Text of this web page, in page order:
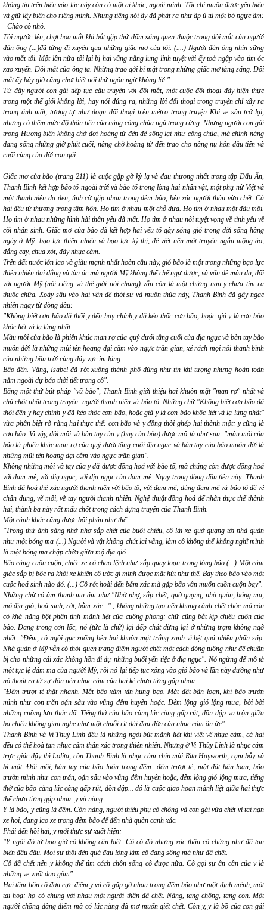
không tin trên biển vào lúc này còn có một ai khác, ngoài mình. Tôi chỉ muốn được yêu biển
và giữ lấy biển cho riêng mình. Nhưng tiếng nói ấy đã phát ra như ấp ủ tù một bờ ngực ấm:
- Chào cô nhỏ.
Tôi ngước lên, chợt hoa mắt khi bắt gặp thứ đốm sáng quen thuộc trong đôi mắt của người
đàn ông (...)đã từng đi xuyên qua những giấc mơ của tôi. (....) Người đàn ông nhìn sững
vào mắt tôi. Một lần nữa tôi lại bị hai vũng nắng lung linh tuyệt vời ấy toả ngập vào tim óc
xao xuyến. Đôi mắt của ông ta. Những trao gởi bí mật trong những giấc mơ tảng sáng. Đôi
mắt ấy bây giờ cũng chợt biết nói thứ ngôn ngữ không lời."
Từ đây người con gái tiếp tục câu truyện với đôi mắt, một cuộc đối thoại đầy hiện thực
trong một thế giới không lời, hay nói đúng ra, những lời đối thoại trong truyện chỉ xẩy ra
trong ánh mắt, tương tự như đoạn đối thoại trên métro trong truyện Khi ve sầu trở lại,
nhưng có thêm mức độ thần tiên của nàng công chúa ngủ trong rừng. Nhưng người con gái
trong Hương biển không chờ đợi hoàng tử đến để sống lại như công chúa, mà chính nàng
đang sống những giờ phút cuối, nàng chờ hoàng tử đến trao cho nàng nụ hôn đầu tiên và
cuối cùng của đời con gái.
Giấc mơ của bão (trang 211) là cuộc gặp gỡ kỳ lạ và đau thương nhất trong tậpDấu Ấn,
Thanh Bình kết hợp bão tố ngoài trời và bão tố trong lòng hai nhân vật, một phụ nữ Việt và
một thanh niên da đen, tình cờ gặp nhau trong đêm bão, bên xác người thân vừa chết. Cả
hai đều tử thương trong tâm hồn. Họ tìm ở nhau một chỗ dựa. Họ tìm ở nhau một đầu mối.
Họ tìm ở nhau những hình hài thân yêu đã mất. Họ tìm ở nhau nỗi tuyệt vọng về tình yêu về
cõi nhân sinh.Giấc mơ của bãođã kết hợp hai yếu tố gây sóng gió trong đời sống hàng
ngày ở Mỹ: bạo lực thiên nhiênvàbạo lực kỳ thị, để viết nên một truyện ngắn mộng ảo,
đắng cay, chua xót, đầy nhục cảm.
Trên đất nước lớn lao và giàu mạnh nhất hoàn cầu này, gió bão là một trong những bạo lực
thiên nhiên dai dẳng và tàn ác mà người Mỹ không thể chế ngự được, và vấn đềmàu da, đối
với người Mỹ (nói riêng và thế giới nói chung) vẫn còn là một chứng nan y chưa tìm ra
thuốc chữa. Xoáy sâu vào hai vấn đề thời sự và muôn thủa này, Thanh Bình đã gây ngạc
nhiên ngay từ dòng đầu:
"Không biết cơn bão đã thổi y đến hay chính y đã kéo thốc cơn bão, hoặc giả y là cơn bão
khốc liệt và lạ lùng nhất.
Màu môi của bão là phiên khúc man rợ của quỷ dưới tầng cuối của địa ngục và bàn tay bão
muôn đời là những mũi tên hoang dại cắm vào ngực trần gian, xé rách mọi nỗi thanh bình
của những bầu trời cùng đáy vực im lặng.
Bão đến. Vâng, Isabel đã rớt xuống thành phố đúng như tin khí tượng nhưng hoàn toàn
nằm ngoài dự báo thời tiết trong cô".
Bằng một thứ bút pháp "vũ bão", Thanh Bình giới thiệu hai khuôn mặt "man rợ" nhất và
chủ chốt nhất trong truyện: người thanh niên và bão tố. Những chữ "Không biết cơn bão đã
thổi đến y hay chính y đã kéo thốc cơn bão, hoặc giả y là cơn bão khốc liệt và lạ lùng nhất"
vừa phân biệt rõ ràng hai thực thể: cơn bão và yđồng thời ghép hai thành một: ycũng là
cơn bão. Vì vậy, đôi môi và bàn tay của y (hay của bão) được mô tả như sau: "màu môi của
bão là phiên khúc man rợ của quỷ dưới tầng cuối địa ngục và bàn tay của bão muôn đời là
những mũi tên hoang dại cắm vào ngực trần gian".
Không những môi và tay của y đã được đồng hoá với bão tố, mà chúng còn được đồng hoá
với đam mê, với điạ ngục, với địa ngục của đam mê. Ngay trong dòng đầu tiên này: Thanh
Bình đã hoà thể xác người thanh niên với bão tố, với đam mê; dùng đam mê và bão tố để vẽ
chân dung, vẽ môi, vẽ tay người thanh nhiên. Nghệ thuật đồng hoá để nhân thực thể thành
hai, thành ba này rất mấu chốt trong cách dựng truyện của Thanh Bình.
Một cảnh khác cũng được bội phân như thế:
"Trong thứ ánh sáng nhờ nhợ sắp chết của buổi chiều, cô lái xe quờ quạng tới nhà quàn
như một bóng ma (...) Người và vật không chút lai vãng, làm cô không thể không nghĩ mình
là một bóng ma chập chờn giữa mộ địa gió.
Bão càng cuồn cuộn, chiếc xe cô chao lệch như sắp quay loạn trong lòng bão (...) Một cảm
giác sắp bị bốc ra khỏi xe khiến cô ước gì mình được mất hút như thế. Bay theo bão vào một
cuộc hoá sinh nào đó. (...) Cô rớt hoài đến bằm xác mà gặp bão vẫn muốn cuồn cuộn bay".
Những chữcó âm thanh ma ám như "Nhờ nhợ, sắp chết, quờ quạng, nhà quàn, bóng ma,
mộ địa gió, hoá sinh, rớt, bằm xác...", không những tạo nên khung cảnh chết chóc mà còn
có khả năng bội phân tính mãnh liệt của cuồng phong: chữ cũng bắt kịp chiều cuốn của
bão. Đang trong cơn lốc, nó(tức là chữ) lại đốp chát dừng lại ở những trạm không ngờ
nhất: "Đêm, cô ngồi gục xuống bên hai khuôn mặt trắng xanh vì bệt quá nhiều phấn sáp.
Nhà quàn ở Mỹ vẫn có thói quen trang điểm người chết một cách đóng tuồng như để chuẩn
bị cho những cái xác không hồn đi dự những buổi yến tiệc ở điạ ngục". Nóngừng để mô tả
một tục lệ đám ma của người Mỹ, rồinó lại tiếp tục xông vào gió bão và lần này dường như
nó thoát ra từ sự dồn nén nhục cảm của hai kẻ chưa từng gặp nhau:
"Đêm trượt té thật nhanh. Mắt bão xám xỉn hung bạo. Mặt đất bấn loạn, khi bão trườn
mình như con trăn oặn sâu vào vũng đêm huyễn hoặc. Đêm lộng gió lộng mưa, bời bời
những cuồng lưu thác đổ. Tiếng thở của bão càng lúc càng gấp rút, dồn dập va trộn giữa
ba chiều không gian nghe như một chuỗi rít dài đau đớn của nhục cảm ẩn ức".
Thanh Bình và Vi Thuỳ Linh đều là những ngòi bút mãnh liệt khi viết về nhục cảm, cả hai
đều có thể hoà tan nhục cảm thân xác trong thiên nhiên. Nhưng ở Vi Thùy Linh là nhục cảm
trực giác dậy thì Lolita, còn Thanh Bình là nhục cảm chín mùi Rita Hayworth, cạm bẫy và
bí mật. Đôi môi, bàn tay của bão luồn trong đêm: đêm trượt té, mặt đất bấn loạn, bão
trườn mình như con trăn, oặn sâu vào vũng đêm huyễn hoặc, đêm lộng gió lộng mưa, tiếng
thở của bão càng lúc càng gấp rút, dồn dập... đó là cuộc giao hoan mãnh liệt giữa hai thực
thể chưa từng gặp nhau: y và nàng.
Y là bão, y cũng là đêm. Còn nàng, người thiếu phụ có chồng và con gái vừa chết vì tai nạn
xe hơi, đang lao xe trong đêm bão để đến nhà quàn canh xác.
Phải đến hồi hai, y mới thực sự xuất hiện:
"Y ngồi đó từ bao giờ cô không cần biết. Cô có đó nhưng xác thân cô chừng như đã tan
biến đâu đâu. Mọi sự thổi đến quá đau lòng làm cô đang sống mà như đã chết.
Cô đã chết nên y không thể tìm cách chôn sống cô được nữa. Cô gọi sự ân cần của y là
những ve vuốt dao găm".
Hai tâm hồn cô đơn cực điểm yvàcô gặp gỡ nhau trong đêm bão như một định mệnh, một
tai hoạ: họ có chung với nhau một người thân đã chết. Nàng, tang chồng, tang con. Một
người chồng đàng điếm mà có lúc nàng đã mơ muốn giết chết. Còn y, y là bồ của con gái